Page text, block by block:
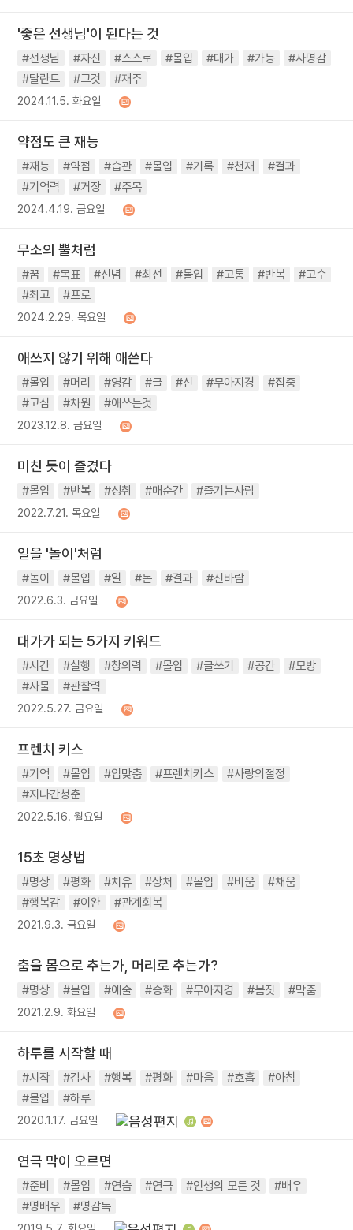
'좋은 선생님'이 된다는 것
#선생님 #자신 #스스로 #몰입 #대가 #가능
#사명감
#달란트
#그것 #재주
2024.11.5. 화요일
약점도 큰 재능
#재능 #약점 #습관 #몰입 #기록 #천재
#결과
#기억력
#거장 #주목
2024.4.19. 금요일
무소의 뿔처럼
#꿈 #목표 #신념 #최선 #몰입 #고통 #반복
#고수
#최고
#프로
2024.2.29. 목요일
애쓰지 않기 위해 애쓴다
#몰입 #머리 #영감 #글 #신 #무아지경
#집중
#고심
#차원 #애쓰는것
2023.12.8. 금요일
미친 듯이 즐겼다
#몰입 #반복 #성취 #매순간 #즐기는사람
2022.7.21. 목요일
일을 '놀이'처럼
#놀이 #몰입 #일 #돈 #결과 #신바람
2022.6.3. 금요일
대가가 되는 5가지 키워드
#시간 #실행 #창의력 #몰입 #글쓰기 #공간
#모방
#사물
#관찰력
2022.5.27. 금요일
프렌치 키스
#기억 #몰입 #입맞춤 #프렌치키스
#사랑의절정
#지나간청춘
2022.5.16. 월요일
15초 명상법
#명상 #평화 #치유 #상처 #몰입 #비움
#채움
#행복감
#이완 #관계회복
2021.9.3. 금요일
춤을 몸으로 추는가, 머리로 추는가?
#명상 #몰입 #예술 #승화 #무아지경 #몸짓 #막춤
2021.2.9. 화요일
하루를 시작할 때
#시작 #감사 #행복 #평화 #마음 #호흡
#아침
#몰입
#하루
2020.1.17. 금요일
연극 막이 오르면
#준비 #몰입 #연습 #연극 #인생의 모든 것
#배우
#명배우
#명감독